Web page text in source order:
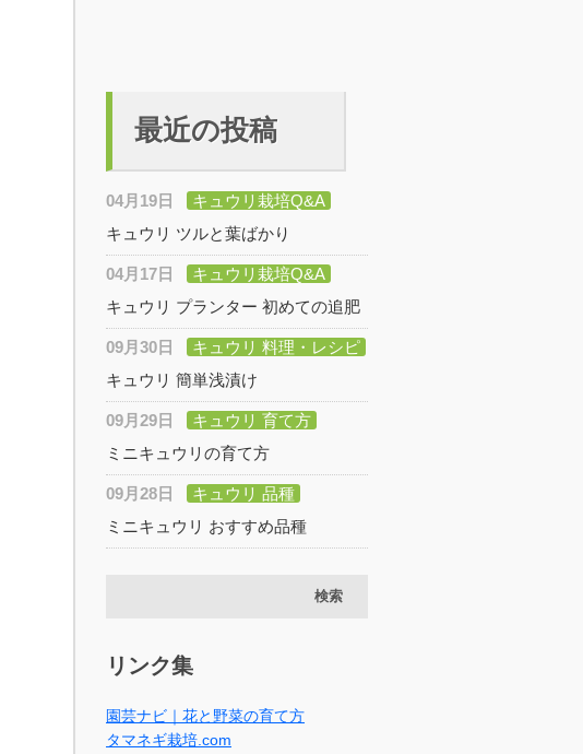
最近の投稿
04月19日
キュウリ栽培Q&A
キュウリ ツルと葉ばかり
04月17日
キュウリ栽培Q&A
キュウリ プランター 初めての追肥
09月30日
キュウリ 料理・レシピ
キュウリ 簡単浅漬け
09月29日
キュウリ 育て方
ミニキュウリの育て方
09月28日
キュウリ 品種
ミニキュウリ おすすめ品種
リンク集
園芸ナビ｜花と野菜の育て方
タマネギ栽培.com